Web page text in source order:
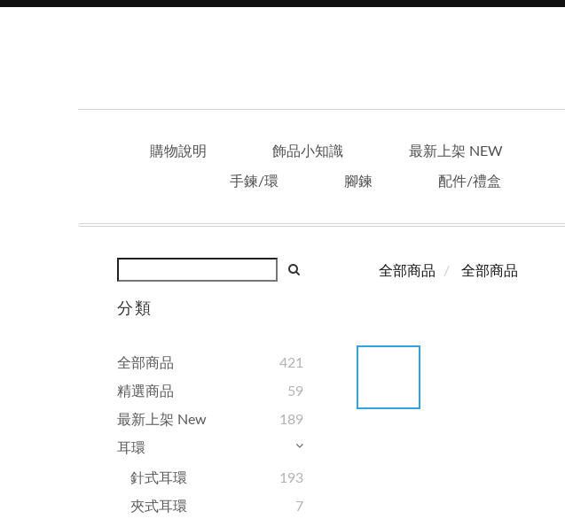
購物說明 飾品小知識 最新上架 NEW
手鍊/環 腳鍊 配件/禮盒
分類
全部商品
421
精選商品
59
最新上架 New
189
耳環
針式耳環
193
夾式耳環
7
全部商品 全部商品